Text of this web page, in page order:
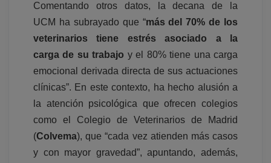
Comentando otros datos, la decana de la
UCM ha subrayado que “más del 70% de los
veterinarios tiene estrés asociado a la
carga de su trabajo y el 80% tiene una carga
emocional derivada directa de sus actuaciones
clínicas”. En este contexto, ha hecho alusión a
la atención psicológica que ofrecen colegios
como el Colegio de Veterinarios de Madrid
(Colvema), que “cada vez atienden más casos
y con mayor gravedad”, apuntando, además,